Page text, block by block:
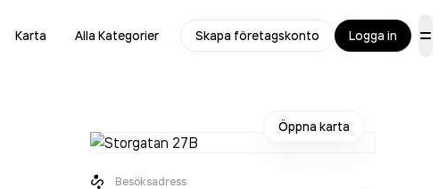
Karta Alla Kategorier Skapa företagskonto Logga in
Öppna karta
Besöksadress